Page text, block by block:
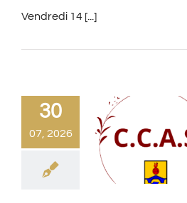
Vendredi 14 [...]
30
07, 2026